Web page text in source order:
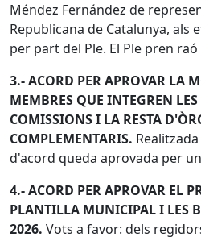
Méndez Fernández de
Republicana de Catalunya, als
per part del Ple. El Ple pren
3.- ACORD PER APROVAR LA
MEMBRES QUE INTEGREN
COMISSIONS I LA RESTA
COMPLEMENTARIS.
d'acord queda aprovada per
4.- ACORD PER APROVAR EL
PLANTILLA MUNICIPAL I LES
2026. Vots a favor: dels